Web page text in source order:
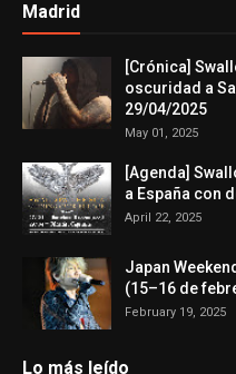
Madrid
[Crónica]
oscuridad a
29/04/2025
May 01, 2025
[Agenda]
a España con
April 22, 2025
Japan
(15–16 de
February 19, 2025
Lo más leído